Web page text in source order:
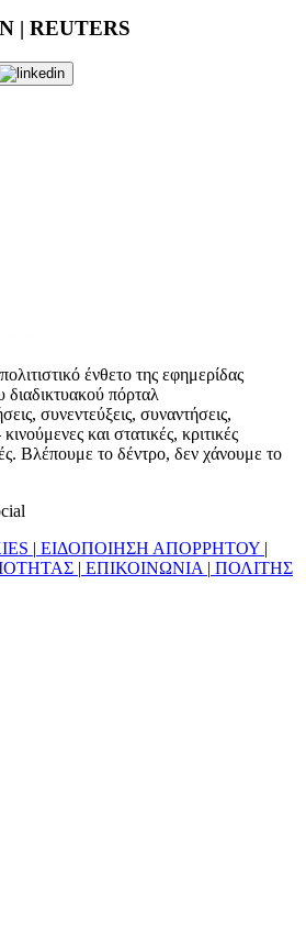
| REUTERS
ένθετο της εφημερίδας
πόρταλ
συνεντεύξεις, συναντήσεις,
και στατικές, κριτικές
Βλέπουμε το δέντρο, δεν χάνουμε το
| ΕΙΔΟΠΟΙΗΣΗ ΑΠΟΡΡΗΤΟΥ |
| ΕΠΙΚΟΙΝΩΝΙΑ | ΠΟΛΙΤΗΣ